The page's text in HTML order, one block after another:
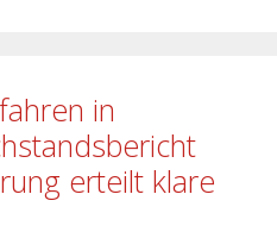
in
erteilt klare